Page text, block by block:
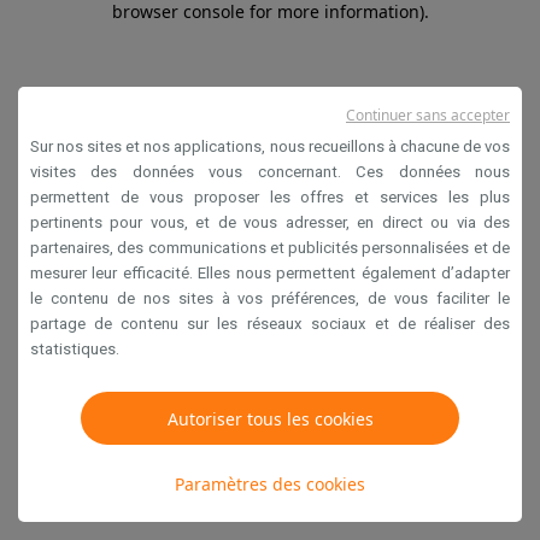
browser console for more information).
Sur nos sites et nos applications, nous recueillons à chacune de vos
visites des données vous concernant. Ces données nous
permettent de vous proposer les offres et services les plus
pertinents pour vous, et de vous adresser, en direct ou via des
partenaires, des communications et publicités personnalisées et de
mesurer leur efficacité. Elles nous permettent également d’adapter
le contenu de nos sites à vos préférences, de vous faciliter le
partage de contenu sur les réseaux sociaux et de réaliser des
statistiques.
Autoriser tous les cookies
Paramètres des cookies
Continuer sans accepter